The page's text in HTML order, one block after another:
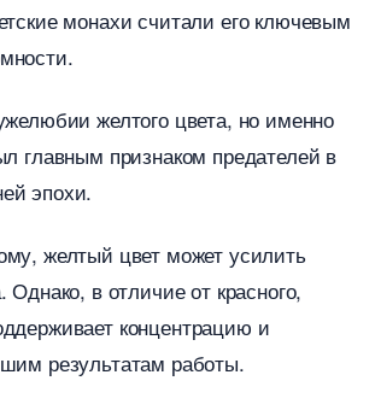
монахи считали его ключевым
желтого цвета, но именно
главным признаком предателей
эпохи.
желтый цвет может усилить
Однако, в отличие от красного,
концентрацию и
результатам работы.